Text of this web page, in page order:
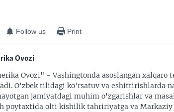
Follow us Print
Ovozi
Ovozi" - Vashingtonda asoslangan xalqaro
O'zbek tilidagi ko'rsatuv va eshittirishlarda
jamiyatdagi muhim o'zgarishlar va
poytaxtida olti kishilik tahririyatga va Markaziy